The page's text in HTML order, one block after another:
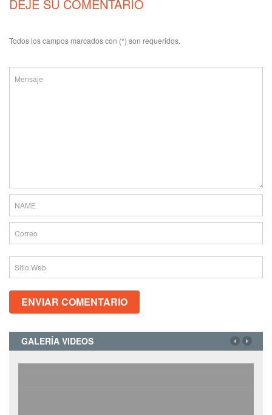
DEJE SU COMENTARIO
Todos los campos marcados con (*) son requeridos.
GALERÍA VIDEOS